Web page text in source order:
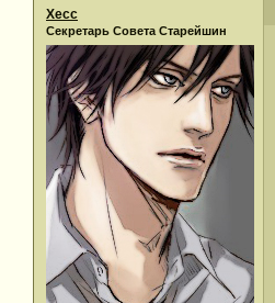
Хесс
Секретарь Совета Старейшин